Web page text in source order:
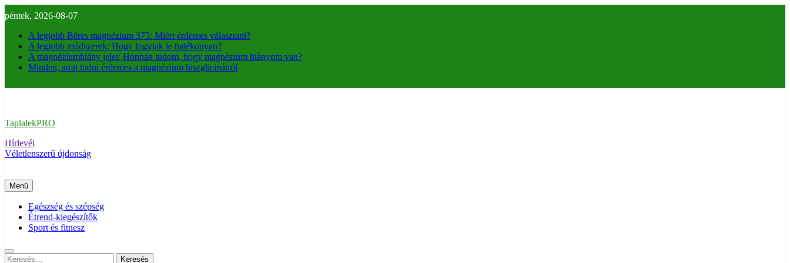
a
tartalomra
péntek, 2026-08-07
A legjobb Béres magnézium 375: Miért érdemes választani?
A legjobb módszerek: Hogy fogyjak le hatékonyan?
A magnéziumhiány jelei: Honnan tudom, hogy magnézium hiányom van?
Minden, amit tudni érdemes a magnézium biszglicinátról
TaplalekPRO
Hírlevél
Véletlenszerű újdonság
Menü
Egészség és szépség
Étrend-kiegészítők
Sport és fitnesz
Keresés: